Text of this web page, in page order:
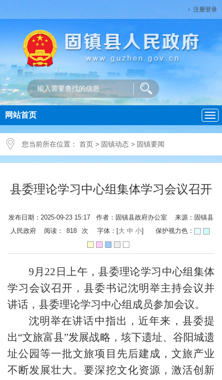
注册登录
导
航
网站首页
您当前所在位置： 首页 > 固镇动态 > 固镇要闻
县委理论学习中心组集体学习会议召开
发布日期：2025-09-23 15:17 作者：固镇县政府办公室 来源：固镇县
人民政府 阅读：
818 次 字体：[大 中 小] 保护视力色：
9月22日上午，县委理论学习中心组集体
学习会议召开，县委书记沈明举主持会议并
讲话，县委理论学习中心组成员参加会议。
沈明举在讲话中指出，近年来，县委提
出“文旅富县”发展战略，垓下遗址、谷阳城遗
址公园等一批文旅项目先后建成，文旅产业
不断发展壮大。要深挖文化资源，激活创新